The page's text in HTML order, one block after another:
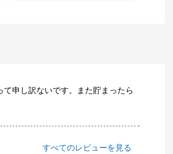
申し訳ないです。また貯まったら
すべてのレビューを見る